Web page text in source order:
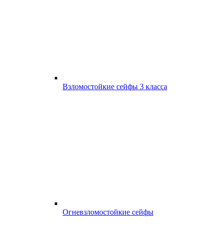
Взломостойкие сейфы 3 класса
Огневзломостойкие сейфы